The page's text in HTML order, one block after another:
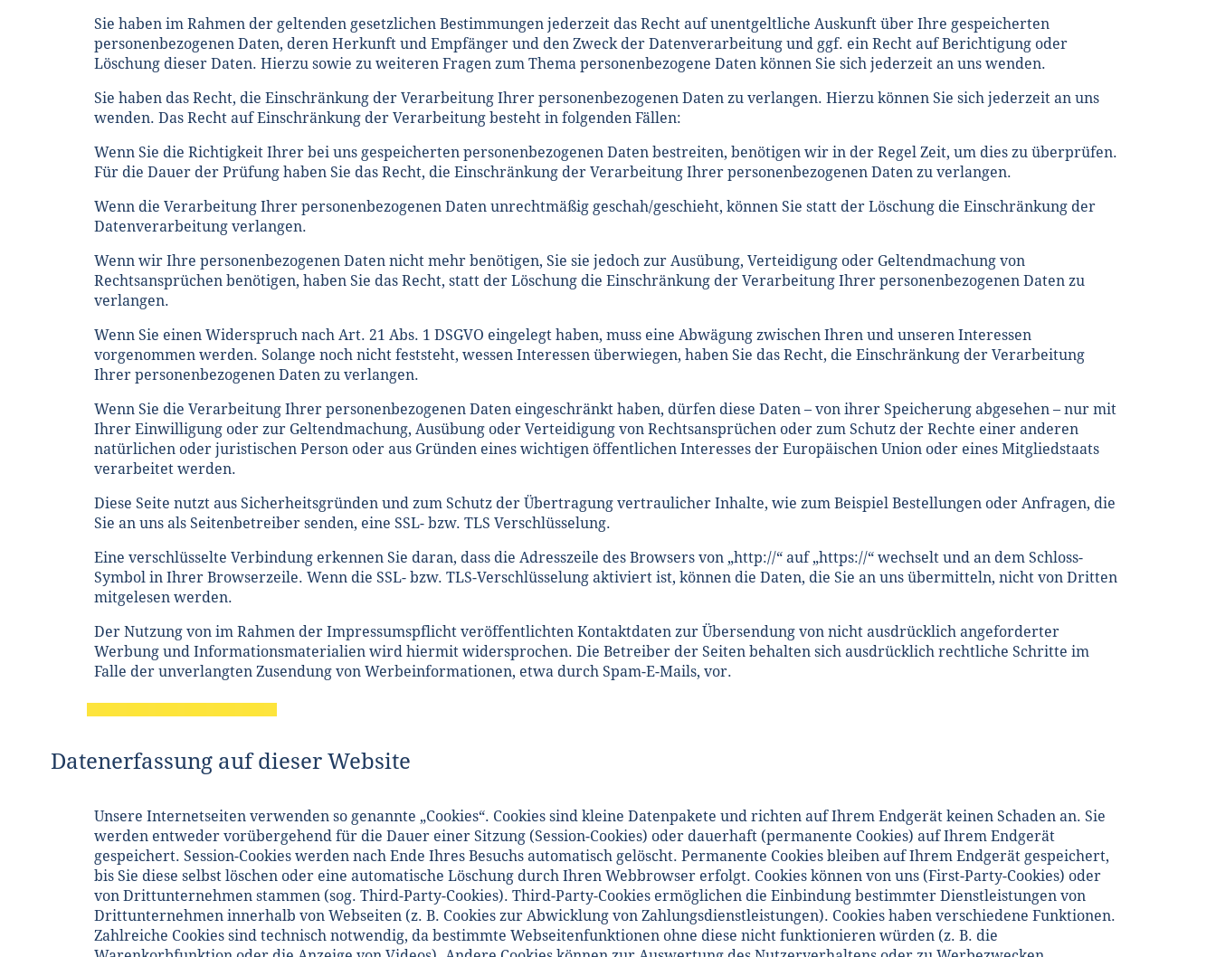
Sie haben im Rahmen der geltenden gesetzlichen Bestimmungen jederzeit das Recht auf unentgeltliche Auskunft über Ihre gespeicherten
personenbezogenen Daten, deren Herkunft und Empfänger und den Zweck der Datenverarbeitung und ggf. ein Recht auf Berichtigung oder
Löschung dieser Daten. Hierzu sowie zu weiteren Fragen zum Thema personenbezogene Daten können Sie sich jederzeit an uns wenden.
Sie haben das Recht, die Einschränkung der Verarbeitung Ihrer personenbezogenen Daten zu verlangen. Hierzu können Sie sich jederzeit an uns
wenden. Das Recht auf Einschränkung der Verarbeitung besteht in folgenden Fällen:
Wenn Sie die Richtigkeit Ihrer bei uns gespeicherten personenbezogenen Daten bestreiten, benötigen wir in der Regel Zeit, um dies zu überprüfen.
Für die Dauer der Prüfung haben Sie das Recht, die Einschränkung der Verarbeitung Ihrer personenbezogenen Daten zu verlangen.
Wenn die Verarbeitung Ihrer personenbezogenen Daten unrechtmäßig geschah/geschieht, können Sie statt der Löschung die Einschränkung der
Datenverarbeitung verlangen.
Wenn wir Ihre personenbezogenen Daten nicht mehr benötigen, Sie sie jedoch zur Ausübung, Verteidigung oder Geltendmachung von
Rechtsansprüchen benötigen, haben Sie das Recht, statt der Löschung die Einschränkung der Verarbeitung Ihrer personenbezogenen Daten zu
verlangen.
Wenn Sie einen Widerspruch nach Art. 21 Abs. 1 DSGVO eingelegt haben, muss eine Abwägung zwischen Ihren und unseren Interessen
vorgenommen werden. Solange noch nicht feststeht, wessen Interessen überwiegen, haben Sie das Recht, die Einschränkung der Verarbeitung
Ihrer personenbezogenen Daten zu verlangen.
Wenn Sie die Verarbeitung Ihrer personenbezogenen Daten eingeschränkt haben, dürfen diese Daten – von ihrer Speicherung abgesehen – nur mit
Ihrer Einwilligung oder zur Geltendmachung, Ausübung oder Verteidigung von Rechtsansprüchen oder zum Schutz der Rechte einer anderen
natürlichen oder juristischen Person oder aus Gründen eines wichtigen öffentlichen Interesses der Europäischen Union oder eines Mitgliedstaats
verarbeitet werden.
Diese Seite nutzt aus Sicherheitsgründen und zum Schutz der Übertragung vertraulicher Inhalte, wie zum Beispiel Bestellungen oder Anfragen, die
Sie an uns als Seitenbetreiber senden, eine SSL- bzw. TLS Verschlüsselung.
Eine verschlüsselte Verbindung erkennen Sie daran, dass die Adresszeile des Browsers von „http://“ auf „https://“ wechselt und an dem Schloss-
Symbol in Ihrer Browserzeile. Wenn die SSL- bzw. TLS-Verschlüsselung aktiviert ist, können die Daten, die Sie an uns übermitteln, nicht von Dritten
mitgelesen werden.
Der Nutzung von im Rahmen der Impressumspflicht veröffentlichten Kontaktdaten zur Übersendung von nicht ausdrücklich angeforderter
Werbung und Informationsmaterialien wird hiermit widersprochen. Die Betreiber der Seiten behalten sich ausdrücklich rechtliche Schritte im
Falle der unverlangten Zusendung von Werbeinformationen, etwa durch Spam-E-Mails, vor.
Datenerfassung auf dieser Website
Unsere Internetseiten verwenden so genannte „Cookies“. Cookies sind kleine Datenpakete und richten auf Ihrem Endgerät keinen Schaden an. Sie
werden entweder vorübergehend für die Dauer einer Sitzung (Session-Cookies) oder dauerhaft (permanente Cookies) auf Ihrem Endgerät
gespeichert. Session-Cookies werden nach Ende Ihres Besuchs automatisch gelöscht. Permanente Cookies bleiben auf Ihrem Endgerät gespeichert,
bis Sie diese selbst löschen oder eine automatische Löschung durch Ihren Webbrowser erfolgt. Cookies können von uns (First-Party-Cookies) oder
von Drittunternehmen stammen (sog. Third-Party-Cookies). Third-Party-Cookies ermöglichen die Einbindung bestimmter Dienstleistungen von
Drittunternehmen innerhalb von Webseiten (z. B. Cookies zur Abwicklung von Zahlungsdienstleistungen). Cookies haben verschiedene Funktionen.
Zahlreiche Cookies sind technisch notwendig, da bestimmte Webseitenfunktionen ohne diese nicht funktionieren würden (z. B. die